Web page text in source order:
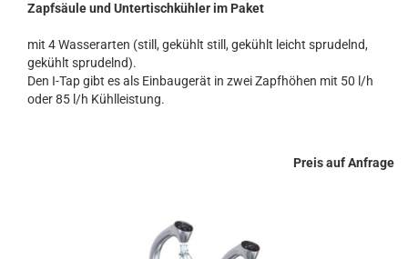
Zapfsäule und Untertischkühler im Paket
mit 4 Wasserarten (still, gekühlt still, gekühlt leicht sprudelnd,
gekühlt sprudelnd).
Den I-Tap gibt es als Einbaugerät in zwei Zapfhöhen mit 50 l/h
oder 85 l/h Kühlleistung.
Preis auf Anfrage